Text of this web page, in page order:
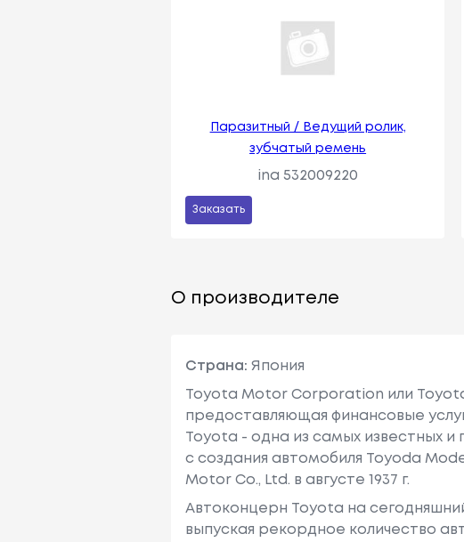
Паразитный / Ведущий ролик,
зубчатый ремень
ina 532009220
Заказать
О производителе
Страна: Япония
Toyota Motor Corporation или
предоставляющая финансовые
Toyota - одна из самых известных и
с создания автомобиля Toyoda
Motor Co., Ltd. в августе 1937 г.
Автоконцерн Toyota на
выпуская рекордное количество